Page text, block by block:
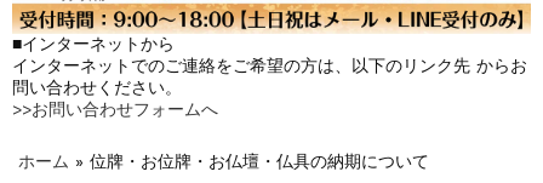
■インターネットから
インターネットでのご連絡をご希望の方は、以下のリンク先 からお
問い合わせください。
>>お問い合わせフォームへ
ホーム » 位牌・お位牌・お仏壇・仏具の納期について